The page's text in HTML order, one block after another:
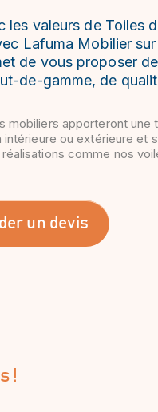
les valeurs de Toiles
Lafuma Mobilier
de vous proposer
de-gamme, de
apporteront une
ou extérieure et
comme nos
un devis
!